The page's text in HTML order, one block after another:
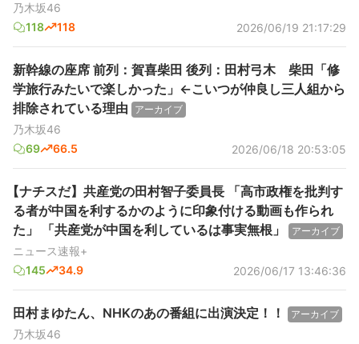
乃木坂46
118
118 2026/06/19 21:17:29
新幹線の座席 前列：賀喜柴田 後列：田村弓木 柴田「修
学旅行みたいで楽しかった」←こいつが仲良し三人組から
排除されている理由
アーカイブ
乃木坂46
69
66.5 2026/06/18 20:53:05
【ナチスだ】共産党の田村智子委員長 「高市政権を批判す
る者が中国を利するかのように印象付ける動画も作られ
た」 「共産党が中国を利しているは事実無根」
アーカイブ
ニュース速報+
145
34.9 2026/06/17 13:46:36
田村まゆたん、NHKのあの番組に出演決定！！ アーカイブ
乃木坂46